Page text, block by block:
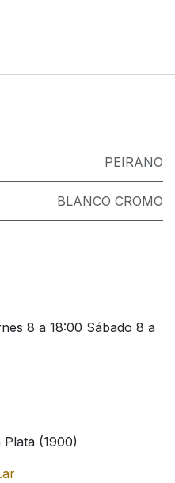
PEIRANO
BLANCO CROMO
8 a 18:00 Sábado 8 a
(1900)